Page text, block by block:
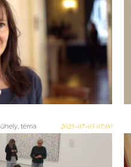
2. –
a
és
Központ
,téma 2025-07-05 07:00